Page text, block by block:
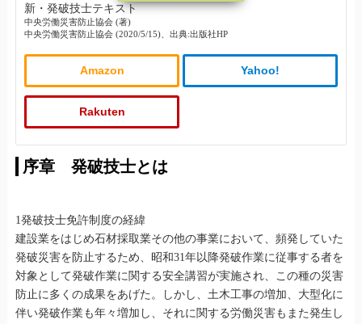
新・発破技士テキスト
中央労働災害防止協会 (著)
中央労働災害防止協会 (2020/5/15)、出典:出版社HP
Amazon Yahoo!
Rakuten
序章 発破技士とは
1発破技士免許制度の経緯
建設業をはじめ石材採取業その他の事業において、頻発していた
発破災害を防止するため、昭和31年以降発破作業に従事する者を
対象として発破作業に関する安全講習が実施され、この種の災害
防止に多くの成果をあげた。しかし、土木工事の増加、大型化に
伴い発破作業も年々増加し、それに関する労働災害もまた発生し